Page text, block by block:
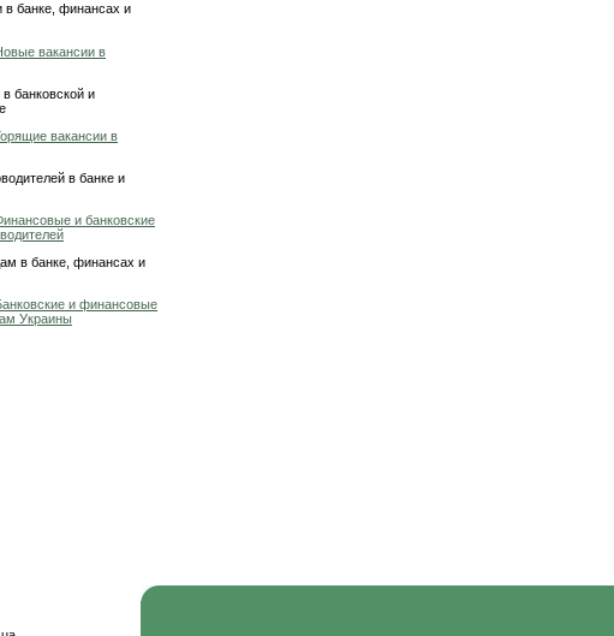
в банке, финансах и
вакансии в
банковской и
вакансии в
в банке и
и банковские
в банке, финансах и
и финансовые
Украины